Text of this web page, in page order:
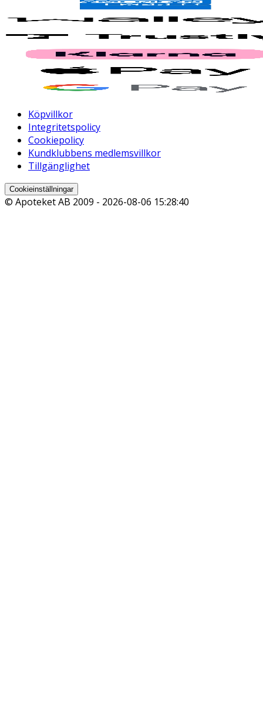
Köpvillkor
Integritetspolicy
Cookiepolicy
Kundklubbens medlemsvillkor
Tillgänglighet
Cookieinställningar
© Apoteket AB 2009 - 2026-08-06 15:28:40